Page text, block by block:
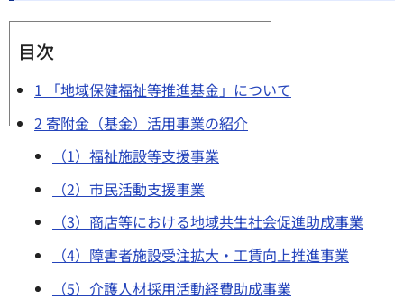
目次
1 「地域保健福祉等推進基金」について
2 寄附金（基金）活用事業の紹介
（1）福祉施設等支援事業
（2）市民活動支援事業
（3）商店等における地域共生社会促進助成事業
（4）障害者施設受注拡大・工賃向上推進事業
（5）介護人材採用活動経費助成事業